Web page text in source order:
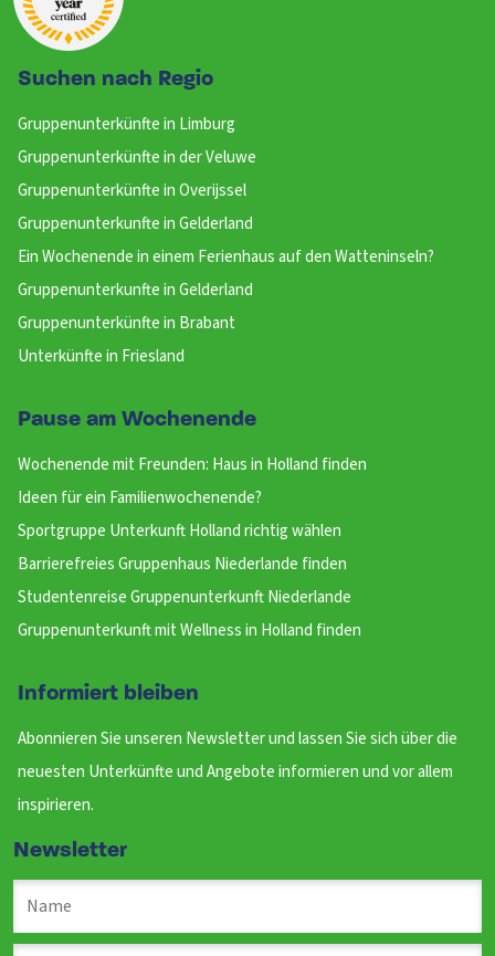
Suchen nach Regio
Gruppenunterkünfte in Limburg
Gruppenunterkünfte in der Veluwe
Gruppenunterkünfte in Overijssel
Gruppenunterkunfte in Gelderland
Ein Wochenende in einem Ferienhaus auf den Watteninseln?
Gruppenunterkunfte in Gelderland
Gruppenunterkünfte in Brabant
Unterkünfte in Friesland
Pause am Wochenende
Wochenende mit Freunden: Haus in Holland finden
Ideen für ein Familienwochenende?
Sportgruppe Unterkunft Holland richtig wählen
Barrierefreies Gruppenhaus Niederlande finden
Studentenreise Gruppenunterkunft Niederlande
Gruppenunterkunft mit Wellness in Holland finden
Informiert bleiben
Abonnieren Sie unseren Newsletter und lassen Sie sich über die
neuesten Unterkünfte und Angebote informieren und vor allem
inspirieren.
Newsletter